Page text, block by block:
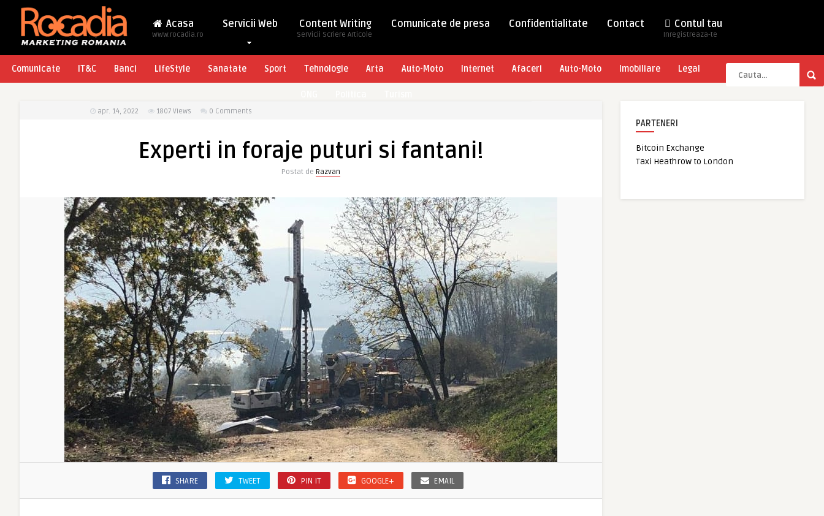
Acasa
www.rocadia.ro
Servicii Web Content Writing
Servicii Scriere Articole
Comunicate de presa Confidentialitate Contact Contul tau
Inregistreaza-te
Comunicate IT&C Banci LifeStyle Sanatate Sport Tehnologie Arta Auto-Moto Internet Afaceri Auto-Moto Imobiliare Legal
apr. 14, 2022 1807 Views 0 Comments
Experti in foraje puturi si fantani!
Postat de Razvan
SHARE TWEET PIN IT GOOGLE+ EMAIL
PARTENERI
Bitcoin Exchange
Taxi Heathrow to London